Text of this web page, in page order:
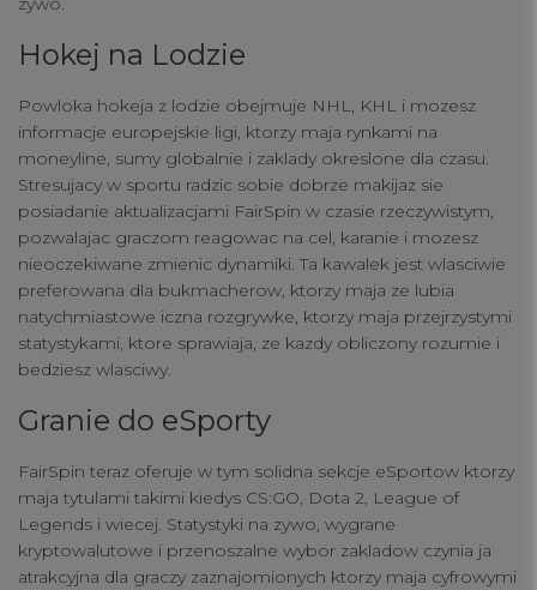
Hokej na Lodzie
Powloka hokeja z lodzie obejmuje NHL, KHL i mozesz
informacje europejskie ligi, ktorzy maja rynkami na
moneyline, sumy globalnie i zaklady okreslone dla czasu.
Stresujacy w sportu radzic sobie dobrze makijaz sie
posiadanie aktualizacjami FairSpin w czasie rzeczywistym,
pozwalajac graczom reagowac na cel, karanie i mozesz
nieoczekiwane zmienic dynamiki. Ta kawalek jest wlasciwie
preferowana dla bukmacherow, ktorzy maja ze lubia
natychmiastowe iczna rozgrywke, ktorzy maja przejrzystymi
statystykami, ktore sprawiaja, ze kazdy obliczony rozumie i
bedziesz wlasciwy.
Granie do eSporty
FairSpin teraz oferuje w tym solidna sekcje eSportow ktorzy
maja tytulami takimi kiedys CS:GO, Dota 2, League of
Legends i wiecej. Statystyki na zywo, wygrane
kryptowalutowe i przenoszalne wybor zakladow czynia ja
atrakcyjna dla graczy zaznajomionych ktorzy maja cyfrowymi